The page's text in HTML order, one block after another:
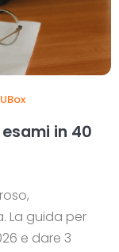
in 40
La guida per
e dare 3